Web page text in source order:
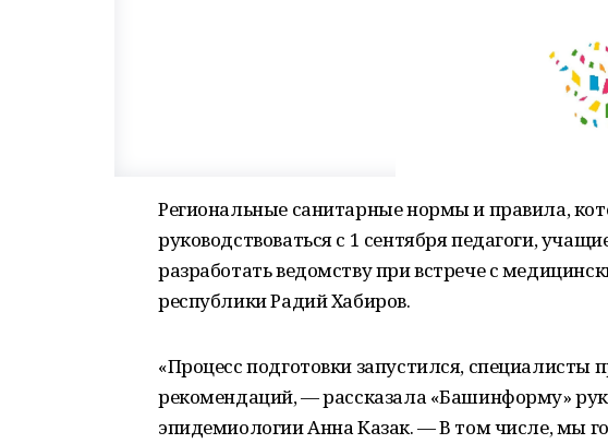
Региональные санитарные нормы и правила,
руководствоваться с 1 сентября педагоги,
разработать ведомству при встрече с
республики Радий Хабиров.
«Процесс подготовки запустился, специалисты
рекомендаций, — рассказала «Башинформу»
эпидемиологии Анна Казак. — В том числе, мы